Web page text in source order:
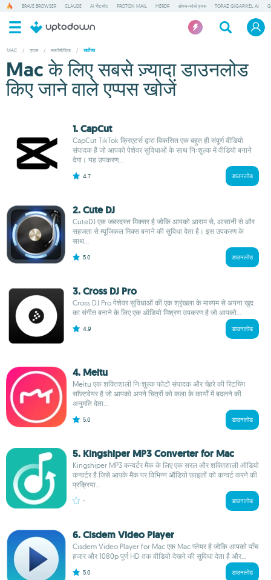
BRAVE BROWSER CLAUDE AI चैटबॉट PROTON MAIL HERDR ओपन-सोर्स एप्पस TOPAZ GIGAPIXEL AI
MAC / एप्पस / मल्टीमीडिया / सर्वोच्च
Mac के लिए सबसे ज़्यादा डाउनलोड
किए जाने वाले एप्पस खोजें
1. CapCut
CapCut TikTok क्रिएटर्स द्वारा विकसित एक बहुत ही संपूर्ण वीडियो
संपादक है जो आपको पेशेवर सुविधाओं के साथ निःशुल्क में वीडियो बनाने
देगा। यह उपकरण...
4.7 डाउनलोड
2. Cute DJ
CuteDJ एक जबरदस्त मिक्सर है जोकि आपको आराम से, आसानी से और
सहजता से म्यूजिकल मिक्स बनाने की सुविधा देता है। इस उपकरण के
साथ...
5.0 डाउनलोड
3. Cross DJ Pro
Cross DJ Pro पेशेवर सुविधाओं की एक श्रृंखला के माध्यम से अपना खुद
का संगीत बनाने के लिए एक ऑडियो मिश्रण उपकरण है जो आपको...
4.9 डाउनलोड
4. Meitu
Meitu एक शक्तिशाली निःशुल्क फोटो संपादक और चेहरे की रिटचिंग
सॉफ़्टवेयर है जो आपको अपने चित्रों को कला के कार्यों में बदलने की
अनुमति देता...
5.0 डाउनलोड
5. Kingshiper MP3 Converter for Mac
Kingshiper MP3 कन्वर्टर मैक के लिए एक सरल और शक्तिशाली ऑडियो
कन्वर्टर है जिसे आपके मैक पर विभिन्न ऑडियो फ़ाइलों को कन्वर्ट करने की
प्रक्रिया...
- डाउनलोड
6. Cisdem Video Player
Cisdem Video Player for Mac एक Mac प्लेयर है जोकि आपको पाँच
हजार और 1080p पूर्ण HD तक वीडियो देखने की सुविधा देता है और...
5.0 डाउनलोड